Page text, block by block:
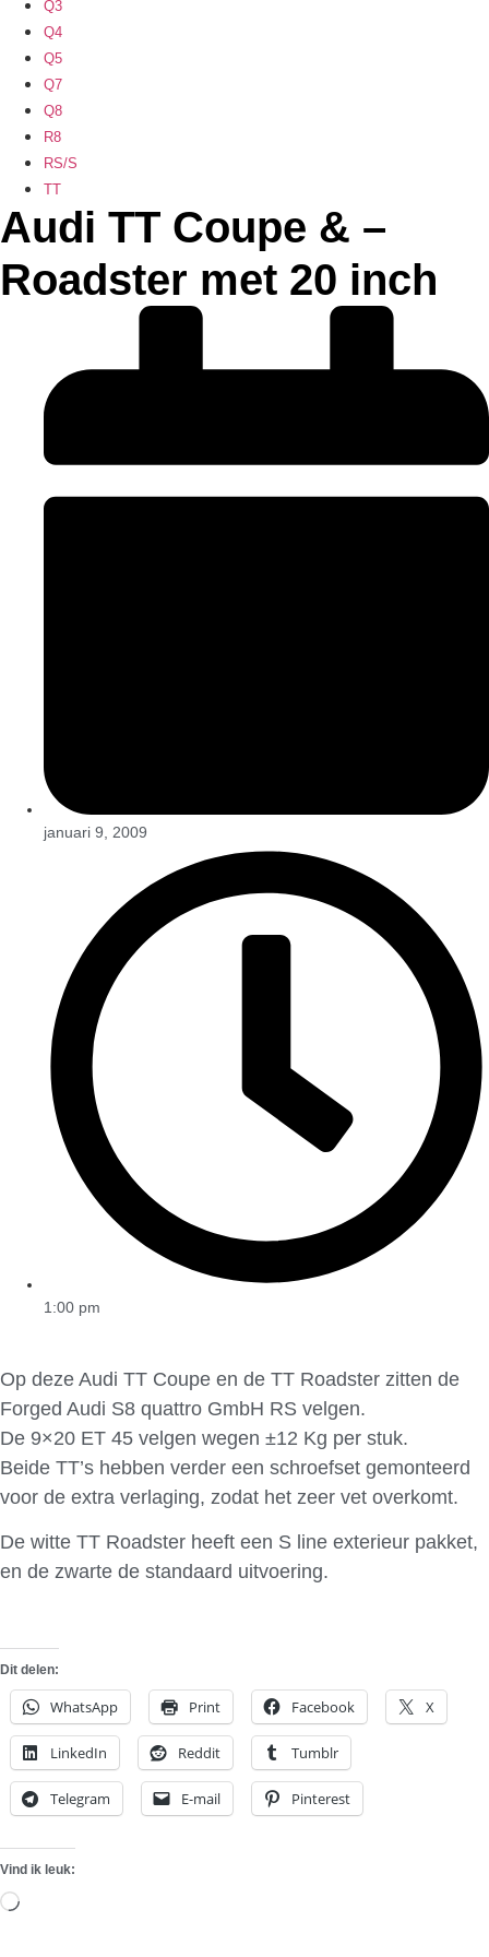
Q3
Q4
Q5
Q7
Q8
R8
RS/S
TT
Audi TT Coupe & –
Roadster met 20 inch
januari 9, 2009
1:00 pm
Op deze Audi TT Coupe en de TT Roadster zitten de
Forged Audi S8 quattro GmbH RS velgen.
De 9×20 ET 45 velgen wegen ±12 Kg per stuk.
Beide TT’s hebben verder een schroefset gemonteerd
voor de extra verlaging, zodat het zeer vet overkomt.
De witte TT Roadster heeft een S line exterieur pakket,
en de zwarte de standaard uitvoering.
Dit delen:
WhatsApp Print Facebook X
LinkedIn Reddit Tumblr
Telegram E-mail Pinterest
Vind ik leuk:
Aan